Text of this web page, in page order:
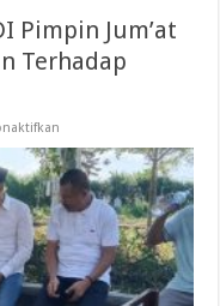
Pimpin Jum’at
Terhadap
Bima,
ADY
MAHYUDI
Pimpin
Jum’at
Bersih,
Serukan
Kepedulian
Terhadap
Fasilitas